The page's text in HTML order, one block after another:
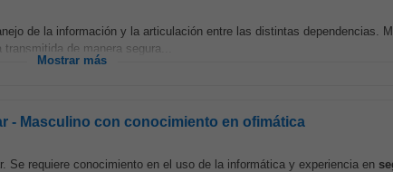
de la información y la articulación entre las distintas dependencias.
de manera segura...
Mostrar más
- Masculino con conocimiento en ofimática
requiere conocimiento en el uso de la informática y experiencia en